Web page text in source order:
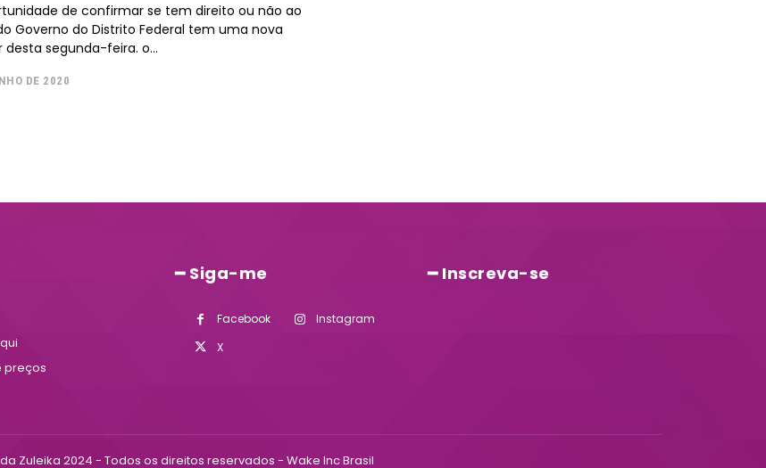
de confirmar se tem direito ou não ao
segunda-feira. o...
DE 2020
preços
━ Siga-me
Facebook
Instagram
X
━ Inscreva-se
Zuleika 2024 - Todos os direitos reservados - Wake Inc Brasil